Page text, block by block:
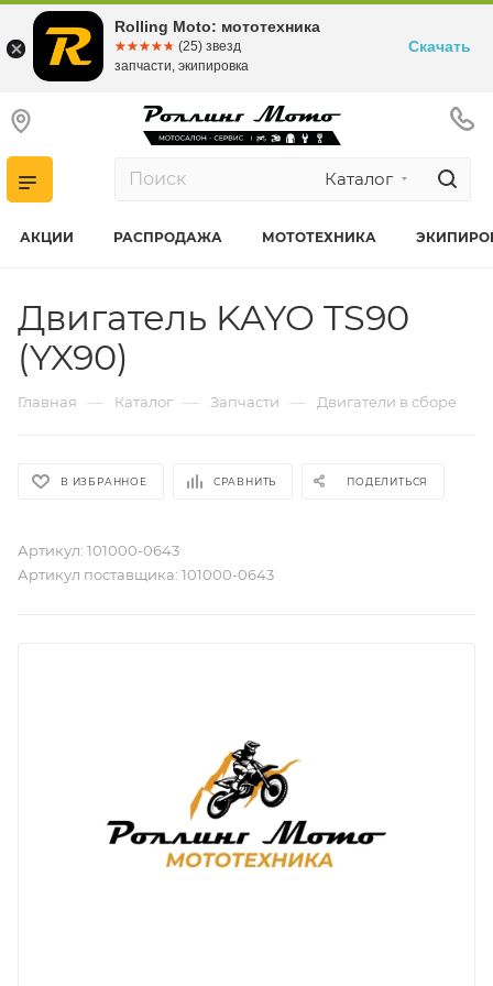
Каталог
АКЦИИ РАСПРОДАЖА МОТОТЕХНИКА
Двигатель KAYO TS90
(YX90)
Главная — Каталог — Запчасти — Двигатели в сборе
В ИЗБРАННОЕ СРАВНИТЬ ПОДЕЛИТЬСЯ
Артикул: 101000-0643
Артикул поставщика: 101000-0643
Rolling Moto: мототехника
☆☆☆☆☆
★★★★★ (25) звезд
запчасти, экипировка
Скачать